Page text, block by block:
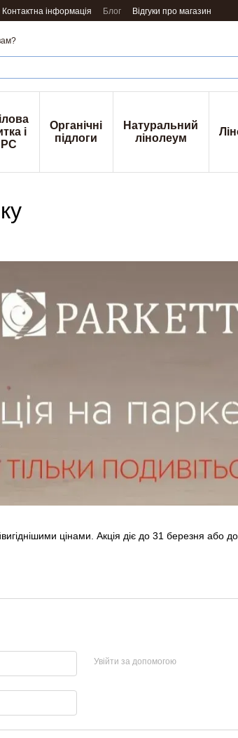
Контактна інформація Блог Відгуки про магазин
і
Органічні
підлоги
Натуральний
лінолеум
цінами. Акція діє до 31 березня або
Увійти за допомогою